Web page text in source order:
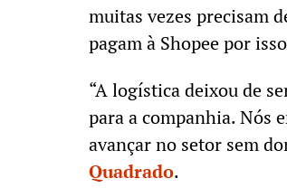
muitas vezes precisam
pagam à Shopee por
“A logística deixou de
para a companhia. Nós
avançar no setor sem
Quadrado.